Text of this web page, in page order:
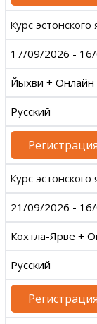
Курс
17/09/2026 -
Йыхви + Онлайн
Русский
Регистрация
Курс
21/09/2026 -
Кохтла-Ярве +
Русский
Регистрация